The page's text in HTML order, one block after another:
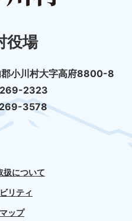
役場
小川村大字高府8800-8
2323
3578
扱について
リティ
ップ